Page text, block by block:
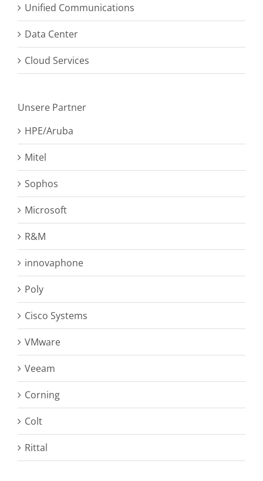
Unified Communications
Data Center
Cloud Services
Unsere Partner
HPE/Aruba
Mitel
Sophos
Microsoft
R&M
innovaphone
Poly
Cisco Systems
VMware
Veeam
Corning
Colt
Rittal